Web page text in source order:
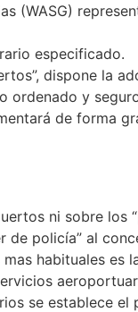
(WASG)
especificado.
dispone la
ordenado y
de forma
ni sobre los
de policía” al
habituales es
se establece